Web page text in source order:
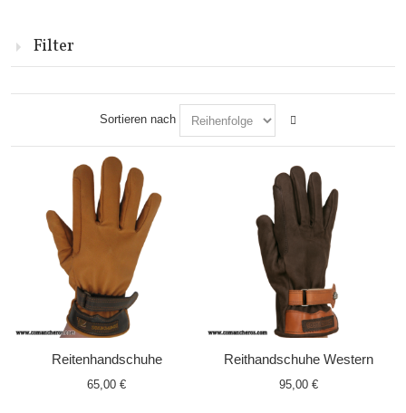
Filter
Sortieren nach
Reitenhandschuhe
65,00 €
Reithandschuhe Western
95,00 €